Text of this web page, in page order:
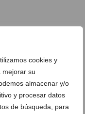
cookies y
mejorar su
almacenar y/o
y procesar datos
de búsqueda, para